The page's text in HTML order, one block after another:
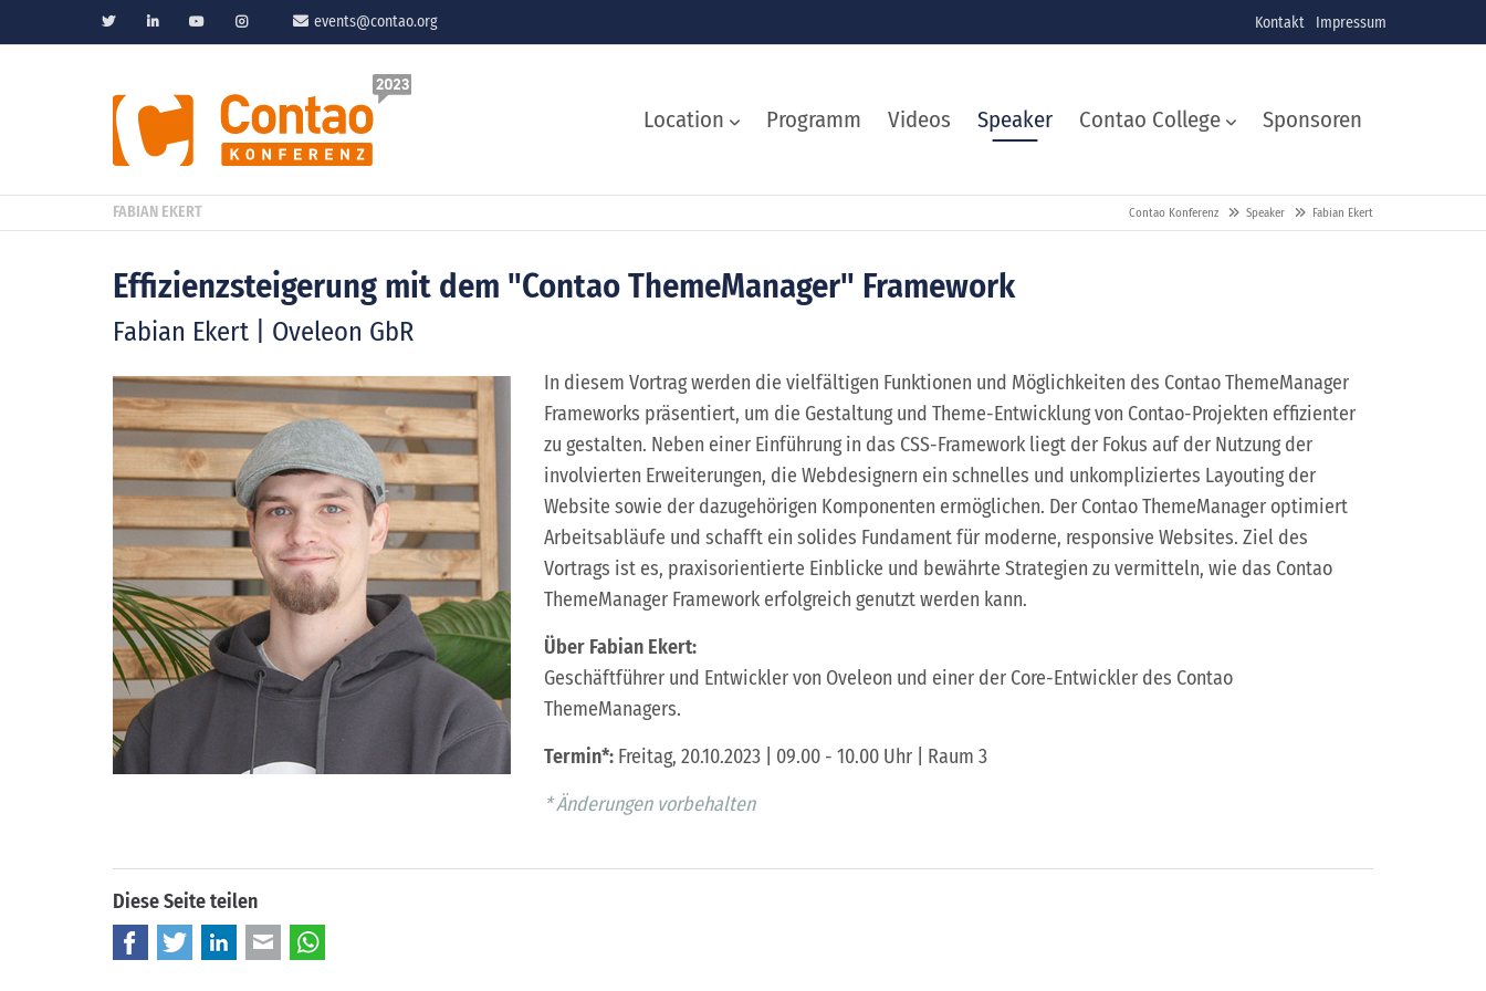
events@contao.org Kontakt Impressum
Location Programm Videos Speaker Contao College Sponsoren
FABIAN EKERT Contao Konferenz Speaker Fabian Ekert
Effizienzsteigerung mit dem "Contao ThemeManager" Framework
Fabian Ekert | Oveleon GbR
In diesem Vortrag werden die vielfältigen Funktionen und Möglichkeiten des Contao ThemeManager
Frameworks präsentiert, um die Gestaltung und Theme-Entwicklung von Contao-Projekten effizienter
zu gestalten. Neben einer Einführung in das CSS-Framework liegt der Fokus auf der Nutzung der
involvierten Erweiterungen, die Webdesignern ein schnelles und unkompliziertes Layouting der
Website sowie der dazugehörigen Komponenten ermöglichen. Der Contao ThemeManager optimiert
Arbeitsabläufe und schafft ein solides Fundament für moderne, responsive Websites. Ziel des
Vortrags ist es, praxisorientierte Einblicke und bewährte Strategien zu vermitteln, wie das Contao
ThemeManager Framework erfolgreich genutzt werden kann.
Über Fabian Ekert:
Geschäftführer und Entwickler von Oveleon und einer der Core-Entwickler des Contao
ThemeManagers.
Termin*: Freitag, 20.10.2023 | 09.00 - 10.00 Uhr | Raum 3
* Änderungen vorbehalten
Diese Seite teilen
Facebook
Twitter LinkedInE-mail